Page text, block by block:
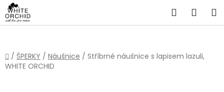
Přejít
na
obsah
Hledat
Domů
/ ŠPERKY / Náušnice / Stříbrné náušnice s lapisem lazuli,
WHITE ORCHID